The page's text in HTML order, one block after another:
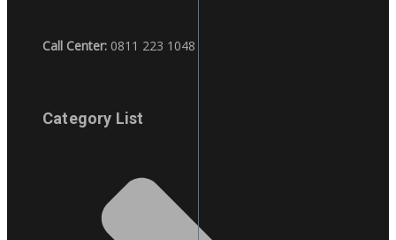
Call Center: 0811 223 1048
Category List